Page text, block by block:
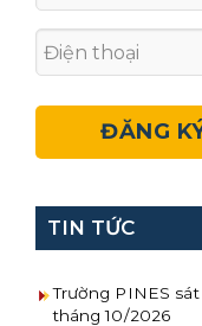
TIN TỨC
Trường PINES
tháng 10/2026